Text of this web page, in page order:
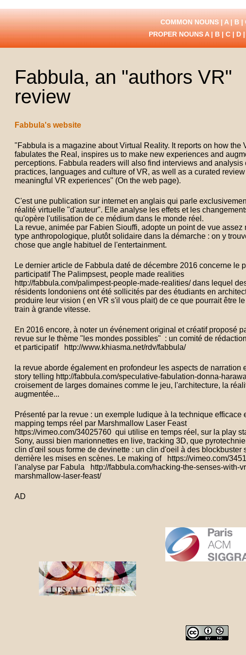
COMMON NOUNS |A|B|
PROPER NOUNS A| B | C | D |
Fabbula, an "authors VR"
review
Fabbula's website
"Fabbula is a magazine about Virtual Reality. It reports on how the
fabulates the Real, inspires us to make new experiences and
perceptions. Fabbula readers will also find interviews and analysis
practices, languages and culture of VR, as well as a curated
meaningful VR experiences" (On the web page).
C'est une publication sur internet en anglais qui parle
réalité virtuelle "d'auteur". Elle analyse les effets et les
qu'opère l'utilisation de ce médium dans le monde réel.
La revue, animée par Fabien Siouffi, adopte un point de vue assez
type anthropologique, plutôt solidaire dans la démarche : on y
chose que angle habituel de l'entertainment.
Le dernier article de Fabbula daté de décembre 2016 concerne le
participatif The Palimpsest, people made realities
http://fabbula.com/palimpest-people-made-realities/ dans lequel
résidents londoniens ont été sollicités par des étudiants en
produire leur vision ( en VR s'il vous plait) de ce que pourrait être
train à grande vitesse.
En 2016 encore, à noter un événement original et créatif proposé
revue sur le thème "les mondes possibles" : un comité de
et participatif http://www.khiasma.net/rdv/fabbula/
la revue aborde également en profondeur les aspects de narration
story telling http://fabbula.com/speculative-fabulation-donna-
croisement de larges domaines comme le jeu, l'architecture, la
augmentée...
Présenté par la revue : un exemple ludique à la technique efficace
mapping temps réel par Marshmallow Laser Feast
https://vimeo.com/34025760 qui utilise en temps réel, sur la play
Sony, aussi bien marionnettes en live, tracking 3D, que
clin d'œil sous forme de devinette : un clin d'oeil à des blockbuster
derrière les mises en scènes. Le making of https://vimeo.com/
l'analyse par Fabula http://fabbula.com/hacking-the-senses-with-
marshmallow-laser-feast/
AD